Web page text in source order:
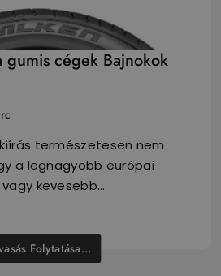
gumis cégek Bajnokok
természetesen nem
a legnagyobb európai
kevesebb…
Folytatása...